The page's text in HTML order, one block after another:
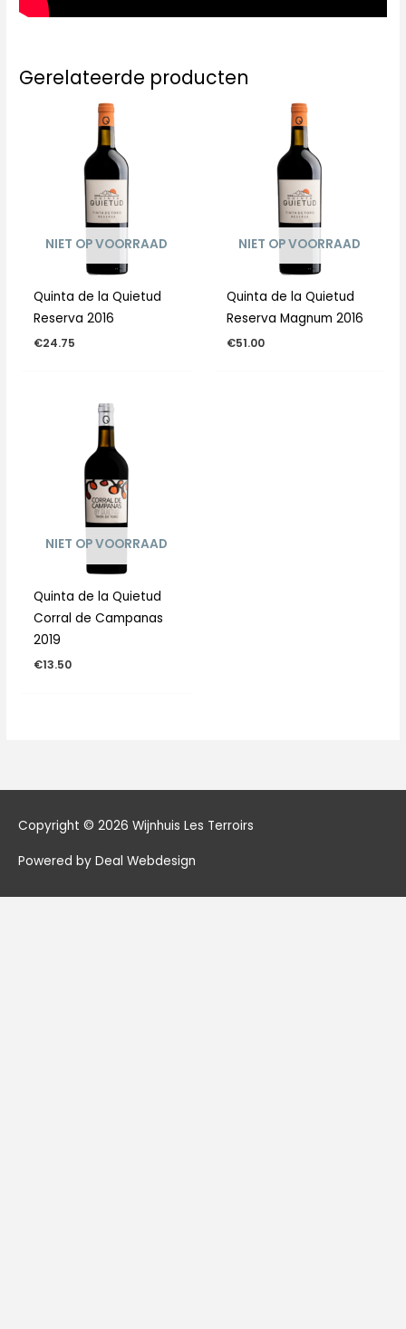
Gerelateerde producten
NIET OP VOORRAAD
Quinta de la Quietud
Reserva 2016
€24.75
NIET OP VOORRAAD
Quinta de la Quietud
Reserva Magnum 2016
€51.00
NIET OP VOORRAAD
Quinta de la Quietud
Corral de Campanas
2019
€13.50
Copyright © 2026 Wijnhuis Les Terroirs
Powered by Deal Webdesign